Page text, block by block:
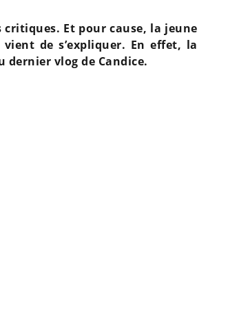
critiques. Et pour cause, la jeune
de s’expliquer. En effet, la
vlog de Candice.